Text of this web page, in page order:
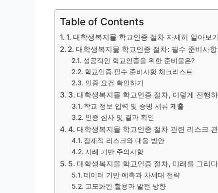
Table of Contents
1. 대학생복지몰 학교인증 절차 자세히 알아보
2. 대학생복지몰 학교인증 절차: 필수 준비사
성공적인 학교인증을 위한 준비물은?
학교인증 필수 준비사항 체크리스트
인증 요건 확인하기
3. 대학생복지몰 학교인증 절차, 이렇게 진행
학교 정보 입력 및 증빙 서류 제출
인증 심사 및 결과 확인
4. 대학생복지몰 학교인증 절차 관련 리스크
잠재적 리스크와 대응 방안
사례 기반 주의사항
5. 대학생복지몰 학교인증 절차, 미래를 그리다
데이터 기반 예측과 차세대 전략
고도화된 활용과 발전 방향